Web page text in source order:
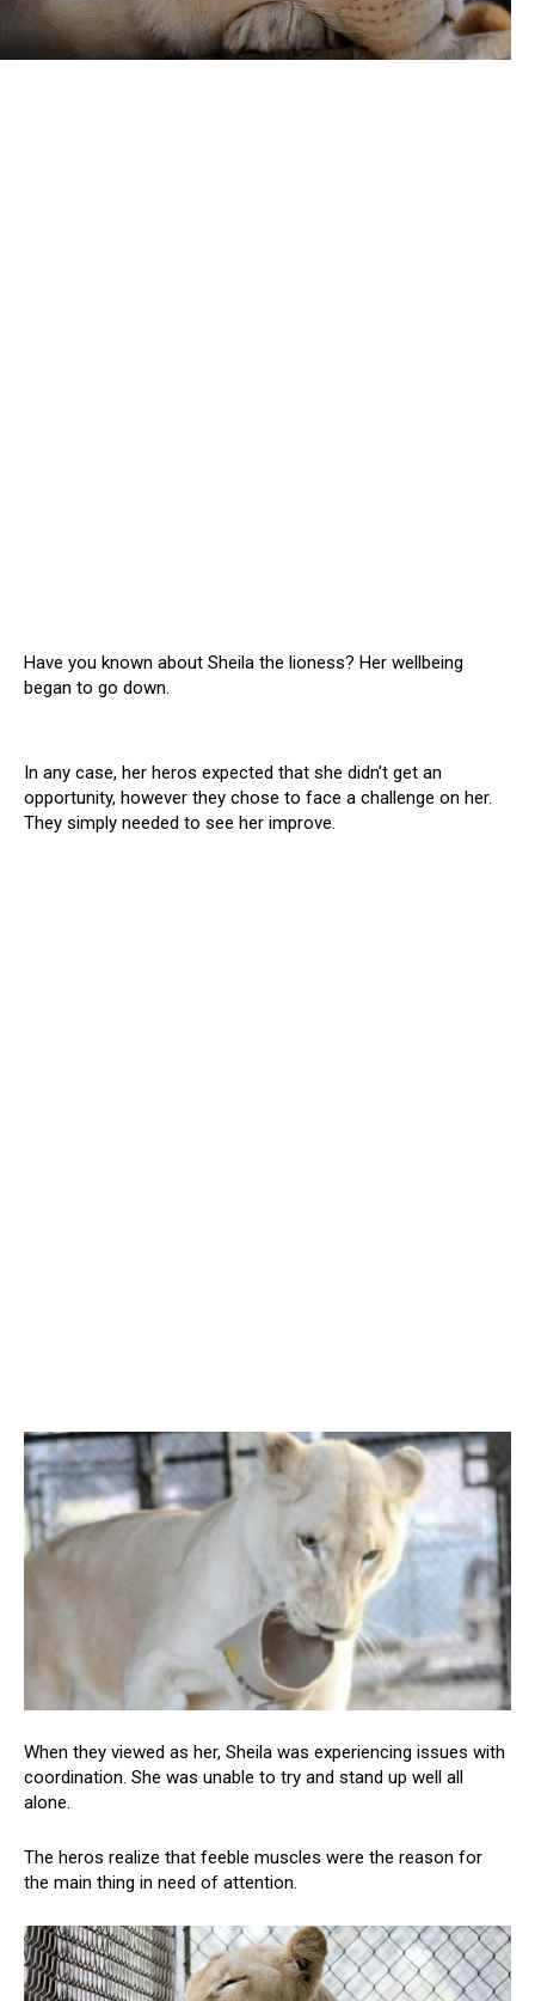
Have you known about Sheila the lioness? Her wellbeing
began to go down.
In any case, her heros expected that she didn’t get an
opportunity, however they chose to face a challenge on her.
They simply needed to see her improve.
When they viewed as her, Sheila was experiencing issues with
coordination. She was unable to try and stand up well all
alone.
The heros realize that feeble muscles were the reason for
the main thing in need of attention.